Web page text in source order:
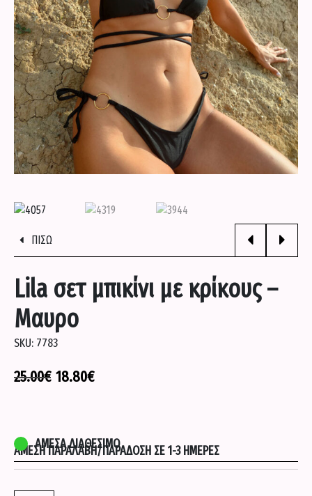
ΠΟΥΚΑΜΙΣΑ
ΣΕΤΑΚΙΑ
ΣΟΡΤΣΑΚΙΑ
ΦΟΡΕΜΑΤΑ
ΦΟΡΜΕΣ
ΠΙΣΩ
Lila σετ μπικίνι με κρίκους –
Μαυρο
SKU: 7783
25.00€ 18.80€
ΆΜΕΣΗ ΠΑΡΑΛΑΒΉ/ΠΑΡΆΔΟΣΗ ΣΕ 1-3 ΗΜΈΡΕΣ
ΆΜΕΣΑ ΔΙΑΘΈΣΙΜΟ